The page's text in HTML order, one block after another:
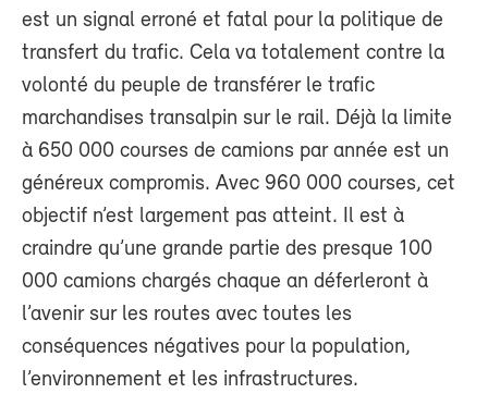
est un signal erroné et fatal pour la politique de
transfert du trafic. Cela va totalement contre la
volonté du peuple de transférer le trafic
marchandises transalpin sur le rail. Déjà la limite
à 650 000 courses de camions par année est un
généreux compromis. Avec 960 000 courses, cet
objectif n’est largement pas atteint. Il est à
craindre qu’une grande partie des presque 100
000 camions chargés chaque an déferleront à
l’avenir sur les routes avec toutes les
conséquences négatives pour la population,
l’environnement et les infrastructures.